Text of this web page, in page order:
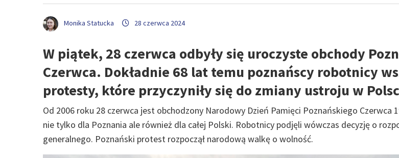
Monika Statucka 28 czerwca 2024
W piątek, 28 czerwca odbyły się uroczyste obchody
Czerwca. Dokładnie 68 lat temu poznańscy robotnicy
protesty, które przyczyniły się do zmiany ustroju w
Od 2006 roku 28 czerwca jest obchodzony Narodowy Dzień Pamięci Poznańskiego Czerwca
nie tylko dla Poznania ale również dla całej Polski. Robotnicy podjęli wówczas decyzję o
generalnego. Poznański protest rozpoczął narodową walkę o wolność.